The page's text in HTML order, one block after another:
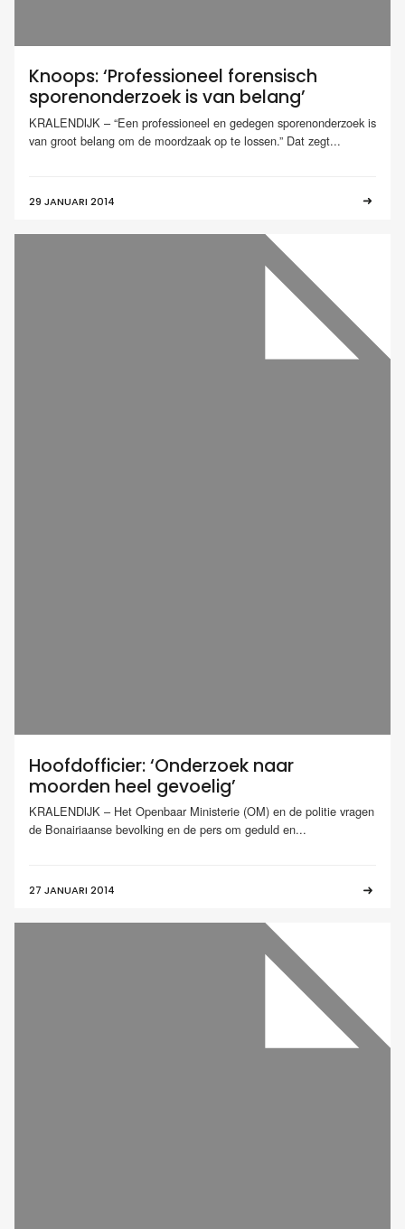
Knoops: ‘Professioneel forensisch
sporenonderzoek is van belang’
KRALENDIJK – “Een professioneel en gedegen sporenonderzoek is
van groot belang om de moordzaak op te lossen.” Dat zegt...
29 JANUARI 2014
Hoofdofficier: ‘Onderzoek naar
moorden heel gevoelig’
KRALENDIJK – Het Openbaar Ministerie (OM) en de politie vragen
de Bonairiaanse bevolking en de pers om geduld en...
27 JANUARI 2014